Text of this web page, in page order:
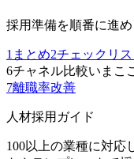
採用準備を順番に進め
1 まとめ2チェックリス
6チャネル比較いまこ
7離職率改善
人材採用ガイド
100以上の業種に対応